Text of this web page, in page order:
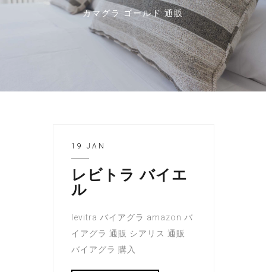
カマグラ ゴールド 通販
19 JAN
レビトラ バイエ
ル
levitra バイアグラ amazon バ
イアグラ 通販 シアリス 通販
バイアグラ 購入